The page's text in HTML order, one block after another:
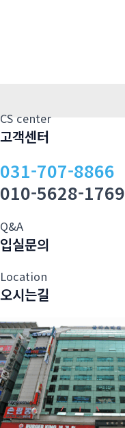
CS center
고객센터
031-707-8866
010-5628-1769
Q&A
입실문의
Location
오시는길